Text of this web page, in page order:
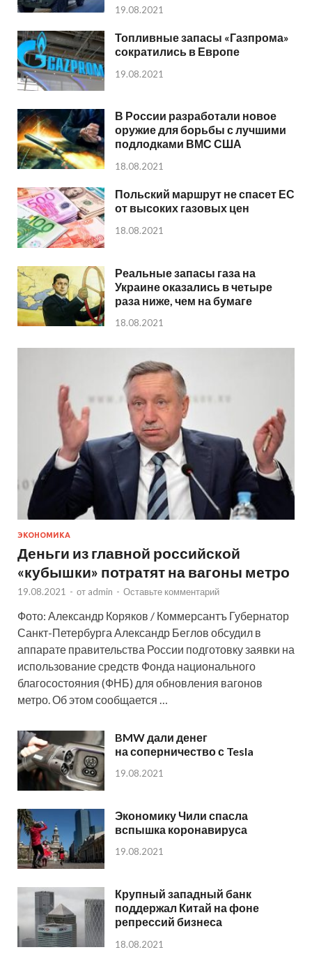
19.08.2021
Топливные запасы «Газпрома»
сократились в Европе
19.08.2021
В России разработали новое
оружие для борьбы с лучшими
подлодками ВМС США
18.08.2021
Польский маршрут не спасет ЕС
от высоких газовых цен
18.08.2021
Реальные запасы газа на
Украине оказались в четыре
раза ниже, чем на бумаге
18.08.2021
ЭКОНОМИКА
Деньги из главной российской
«кубышки» потратят на вагоны метро
19.08.2021 - от admin - Оставьте комментарий
Фото: Александр Коряков / Коммерсантъ Губернатор
Санкт-Петербурга Александр Беглов обсудил в
аппарате правительства России подготовку заявки на
использование средств Фонда национального
благосостояния (ФНБ) для обновления вагонов
метро. Об этом сообщается …
BMW дали денег
на соперничество с Tesla
19.08.2021
Экономику Чили спасла
вспышка коронавируса
19.08.2021
Крупный западный банк
поддержал Китай на фоне
репрессий бизнеса
18.08.2021